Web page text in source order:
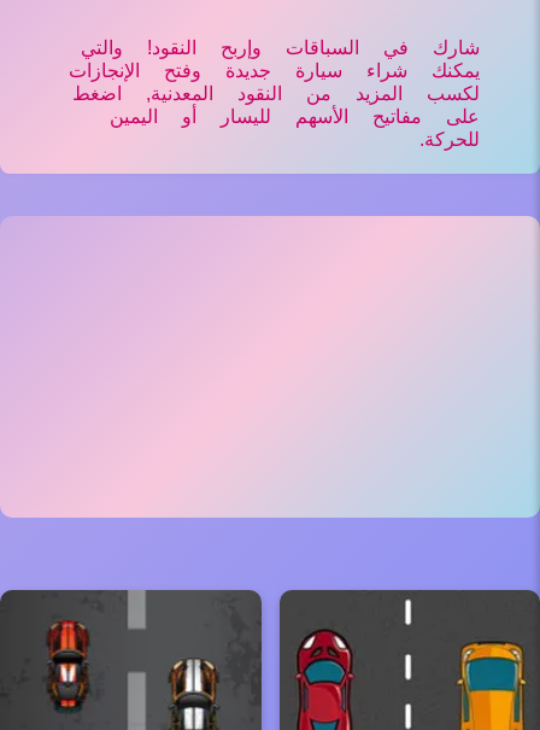
شارك في السباقات وإربح النقود! والتي
يمكنك شراء سيارة جديدة وفتح الإنجازات
لكسب المزيد من النقود المعدنية, اضغط
على مفاتيح الأسهم لليسار أو اليمين
للحركة.